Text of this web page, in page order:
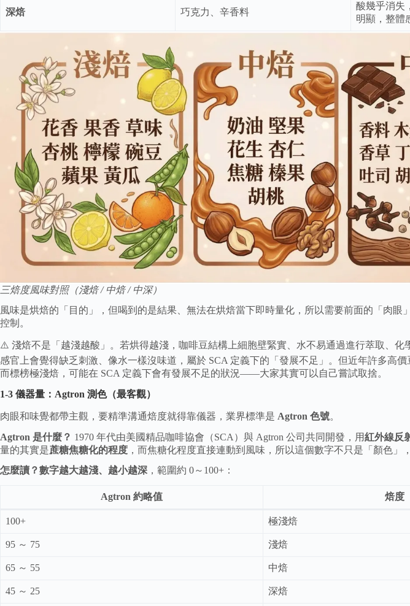
深焙 巧克力、辛香料
酸幾乎消失
明顯，整體
三焙度風味對照（淺焙 / 中焙 / 中深）
風味是烘焙的「目的」，但喝到的是結果、無法在烘焙當下即時量化，所以需要前面的「肉眼
控制。
⚠️ 淺焙不是「越淺越酸」。若烘得越淺，咖啡豆結構上細胞壁緊實、水不易通過進行萃取、化
感官上會覺得缺乏刺激、像水一樣沒味道，屬於 SCA 定義下的「發展不足」。但近年許多高價
而標榜極淺焙，可能在 SCA 定義下會有發展不足的狀況——大家其實可以自己嘗試取捨。
1-3 儀器量：Agtron 測色（最客觀）
肉眼和味覺都帶主觀，要精準溝通焙度就得靠儀器，業界標準是 Agtron 色號。
Agtron 是什麼？ 1970 年代由美國精品咖啡協會（SCA）與 Agtron 公司共同開發，用紅外線反
量的其實是蔗糖焦糖化的程度 ，而焦糖化程度直接連動到風味，所以這個數字不只是「顏色」
怎麼讀？數字越大越淺、越小越深 ，範圍約 0～100+：
Agtron 約略值 焙度
100+ 極淺焙
95 ～ 75 淺焙
65 ～ 55 中焙
45 ～ 25 深焙